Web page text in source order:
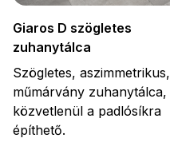
Giaros D szögletes
zuhanytálca
Szögletes, aszimmetrikus,
műmárvány zuhanytálca,
közvetlenül a padlósíkra
építhető.